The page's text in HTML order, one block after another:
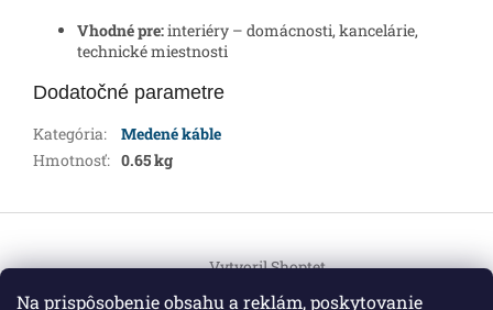
Na prispôsobenie obsahu a reklám, poskytovanie
Vhodné pre:interiéry – domácnosti, kancelárie,
technické miestnosti
Dodatočné parametre
Kategória:
Medené káble
Hmotnosť: 0.65 kg
p
Vytvoril Shoptet